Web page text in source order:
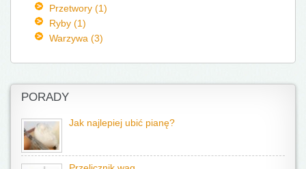
Przetwory (1)
Ryby (1)
Warzywa (3)
PORADY
Jak najlepiej ubić pianę?